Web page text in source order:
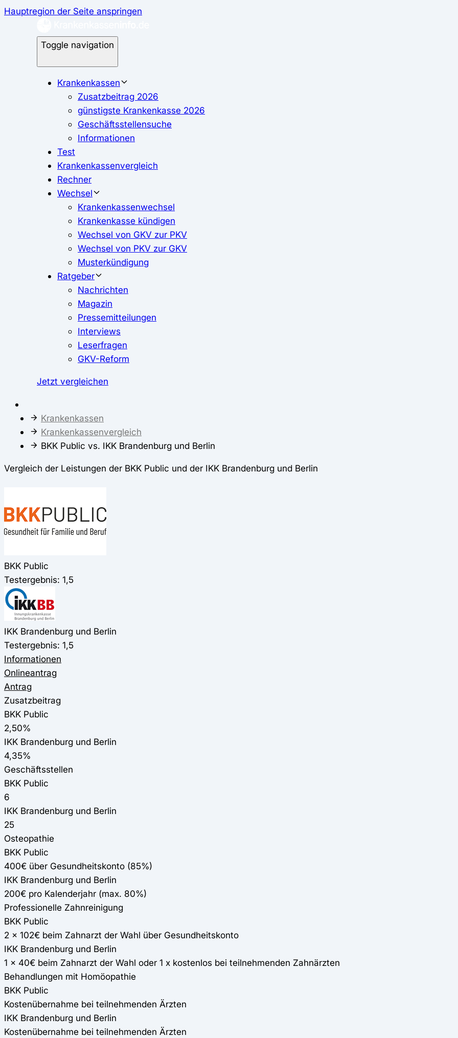
Hauptregion der Seite anspringen
Toggle navigation
Krankenkassen
Zusatzbeitrag 2026
günstigste Krankenkasse 2026
Geschäftsstellensuche
Informationen
Test
Krankenkassenvergleich
Rechner
Wechsel
Krankenkassenwechsel
Krankenkasse kündigen
Wechsel von GKV zur PKV
Wechsel von PKV zur GKV
Musterkündigung
Ratgeber
Nachrichten
Magazin
Pressemitteilungen
Interviews
Leserfragen
GKV-Reform
Jetzt vergleichen
Krankenkassen
Krankenkassenvergleich
BKK Public vs. IKK Brandenburg und Berlin
Vergleich der Leistungen der BKK Public und der IKK Brandenburg und Berlin
BKK Public
Testergebnis: 1,5
IKK Brandenburg und Berlin
Testergebnis: 1,5
Informationen
Onlineantrag
Antrag
Zusatzbeitrag
BKK Public
2,50%
IKK Brandenburg und Berlin
4,35%
Geschäftsstellen
BKK Public
6
IKK Brandenburg und Berlin
25
Osteopathie
BKK Public
400€ über Gesundheitskonto (85%)
IKK Brandenburg und Berlin
200€ pro Kalenderjahr (max. 80%)
Professionelle Zahnreinigung
BKK Public
2 x 102€ beim Zahnarzt der Wahl über Gesundheitskonto
IKK Brandenburg und Berlin
1 x 40€ beim Zahnarzt der Wahl oder 1 x kostenlos bei teilnehmenden Zahnärzten
Behandlungen mit Homöopathie
BKK Public
Kostenübernahme bei teilnehmenden Ärzten
IKK Brandenburg und Berlin
Kostenübernahme bei teilnehmenden Ärzten